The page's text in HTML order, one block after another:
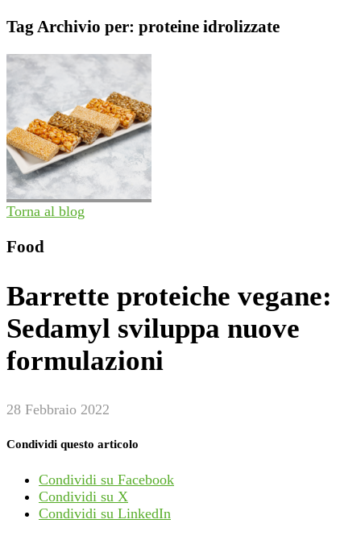
Tag Archivio per: proteine idrolizzate
Torna al blog
Food
Barrette proteiche vegane:
Sedamyl sviluppa nuove
formulazioni
28 Febbraio 2022
Condividi questo articolo
Condividi su Facebook
Condividi su X
Condividi su LinkedIn